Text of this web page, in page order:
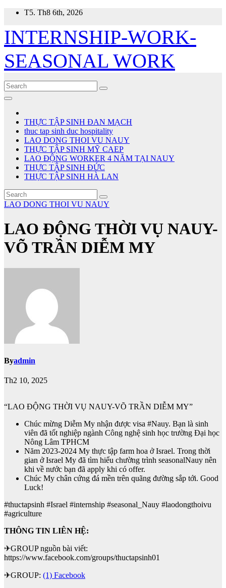
Skip
content
T5. Th8 6th, 2026
INTERNSHIP-WORK-
SEASONAL WORK
THỰC TẬP SINH ĐAN MẠCH
thuc tap sinh duc hospitality
LAO DONG THOI VU NAUY
THỰC TẬP SINH MỸ CAEP
LAO ĐỘNG WORKER 4 NĂM TẠI NAUY
THỰC TẬP SINH ĐỨC
THỰC TẬP SINH HÀ LAN
LAO DONG THOI VU NAUY
LAO ĐỘNG THỜI VỤ NAUY-
VÕ TRẦN DIỄM MY
Byadmin
Th2 10, 2025
“LAO ĐỘNG THỜI VỤ NAUY-VÕ TRẦN DIỄM MY”
Chúc mừng Diễm My nhận được visa #Nauy. Bạn là sinh
viên đã tốt nghiệp ngành Công nghệ sinh học trường Đại học
Nông Lâm TPHCM
Năm 2023-2024 My thực tập farm hoa ở Israel. Trong thời
gian ở Israel My đã tìm hiểu chường trình seasonalNauy nên
khi về nước bạn đã apply khi có offer.
Chúc My chân cứng đá mền trên quãng đường sắp tới. Good
Luck!
#thuctapsinh #Israel #internship #seasonal_Nauy #laodongthoivu
#agriculture
THÔNG TIN LIÊN HỆ:
✈GROUP nguồn bài viết:
https://www.facebook.com/groups/thuctapsinh01
✈GROUP: (1) Facebook